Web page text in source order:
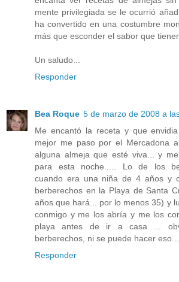
mente privilegiada se le ocurrió
ha convertido en una costumbre
más que esconder el sabor que
Un saludo...
Responder
Bea Roque 5 de marzo de 2008 a
Me encantó la receta y que
mejor me paso por el Mercadona
alguna almeja que esté viva... y
para esta noche..... Lo de los
cuando era una niña de 4 años y
berberechos en la Playa de Santa
años que hará... por lo menos 35) y
conmigo y me los abría y me los
playa antes de ir a casa ...
berberechos, ni se puede hacer
Responder